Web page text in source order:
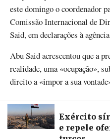
este domingo o coordenador
Comissão Internacional de
Said, em declarações à agência
Abu Said acrescentou que a
realidade, uma «ocupação»,
direito a «impor a sua
Exército
e repele